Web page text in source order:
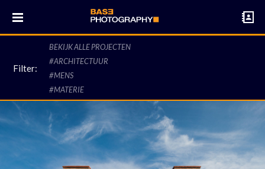
Home
Projecten
Contact
BASE Photography
06 29 29 69 66
info@basephotography.nl
Filter:
BEKIJK ALLE PROJECTEN
#ARCHITECTUUR
#MENS
#MATERIE